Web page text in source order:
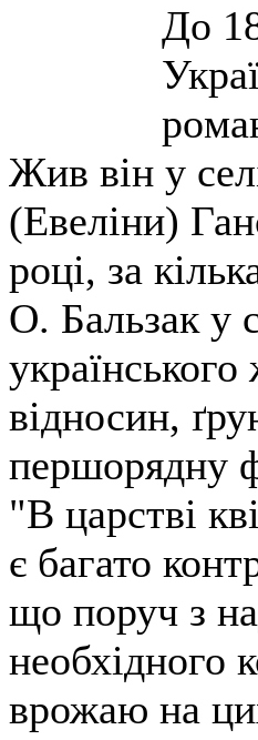
Дo
Жив він у
(Евеліни)
році, за
О. Бальзак у
відносин,
першорядну
"В царстві
є багато
що поруч з
необхідного
врожаю на